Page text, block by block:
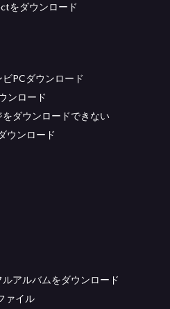
をダウンロード
PCダウンロード
ンロード
ダウンロードできない
ウンロード
アルバムをダウンロード
ァイル